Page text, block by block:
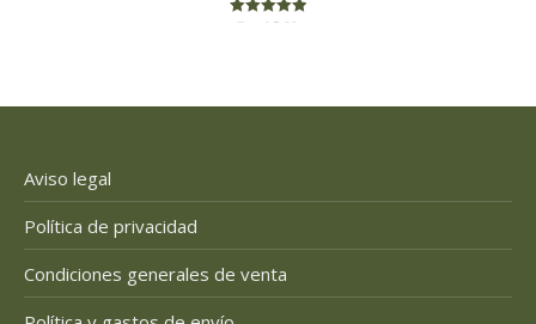
Rated 5.00
Aviso legal
Política de privacidad
Condiciones generales de venta